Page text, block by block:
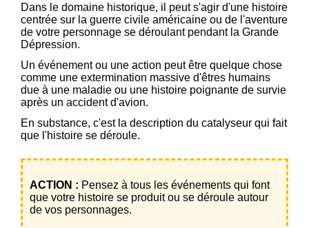
Dans le domaine historique, il peut s'agir d'une histoire
centrée sur la guerre civile américaine ou de l'aventure
de votre personnage se déroulant pendant la Grande
Dépression.
Un événement ou une action peut être quelque chose
comme une extermination massive d'êtres humains
due à une maladie ou une histoire poignante de survie
après un accident d'avion.
En substance, c'est la description du catalyseur qui fait
que l'histoire se déroule.
ACTION : Pensez à tous les événements qui font
que votre histoire se produit ou se déroule autour
de vos personnages.